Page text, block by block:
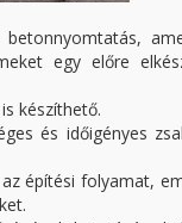
egy előre
készíthető.
és időigényes
építési folyamat,